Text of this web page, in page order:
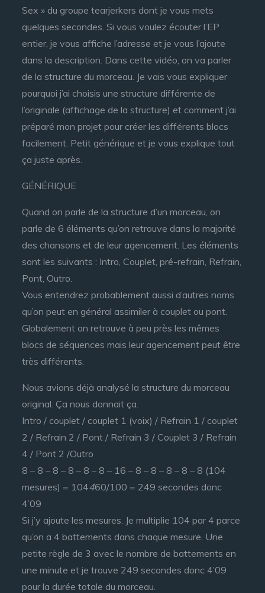
Sex » du groupe tearjerkers dont je vous mets
quelques secondes. Si vous voulez écouter l’EP
entier, je vous affiche l’adresse et je vous l’ajoute
dans la description. Dans cette vidéo, on va parler
de la structure du morceau. Je vais vous expliquer
pourquoi j’ai choisis une structure différente de
l’originale (affichage de la structure) et comment j’ai
préparé mon projet pour créer les différents blocs
facilement. Petit générique et je vous explique tout
ça juste après.
GÉNÉRIQUE
Quand on parle de la structure d’un morceau, on
parle de 6 éléments qu’on retrouve dans la majorité
des chansons et de leur agencement. Les éléments
sont les suivants : Intro, Couplet, pré-refrain, Refrain,
Pont, Outro.
Vous entendrez probablement aussi d’autres noms
qu’on peut en général assimiler à couplet ou pont.
Globalement on retrouve à peu près les mêmes
blocs de séquences mais leur agencement peut être
très différents.
Nous avions déjà analysé la structure du morceau
original. Ça nous donnait ça.
Intro / couplet / couplet 1 (voix) / Refrain 1 / couplet
2 / Refrain 2 / Pont / Refrain 3 / Couplet 3 / Refrain
4 / Pont 2 /Outro
8 – 8 – 8 – 8 – 8 – 8 – 16 – 8 – 8 – 8 – 8 – 8 (104
mesures) = 104460/100 = 249 secondes donc
4’09
Si j’y ajoute les mesures. Je multiplie 104 par 4 parce
qu’on a 4 battements dans chaque mesure. Une
petite règle de 3 avec le nombre de battements en
une minute et je trouve 249 secondes donc 4’09
pour la durée totale du morceau.